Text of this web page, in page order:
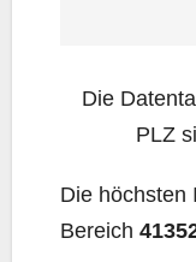
Die
PLZ
Die höchs­ten
Bereich